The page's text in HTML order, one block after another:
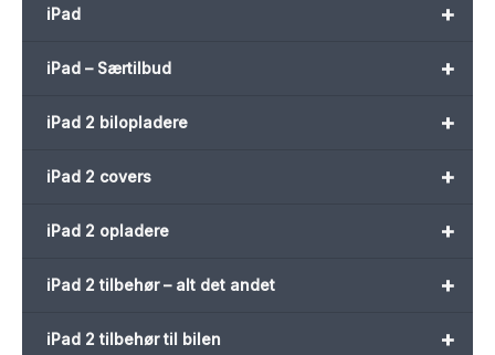
+
iPad
+
iPad – Særtilbud
+
iPad 2 bilopladere
+
iPad 2 covers
+
iPad 2 opladere
+
iPad 2 tilbehør – alt det andet
+
iPad 2 tilbehør til bilen